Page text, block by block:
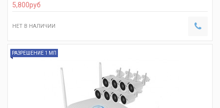
5,800руб
НЕТ В НАЛИЧИИ
РАЗРЕШЕНИЕ 1 МП